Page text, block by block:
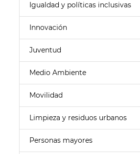
Igualdad y políticas inclusivas
Innovación
Juventud
Medio Ambiente
Movilidad
Limpieza y residuos urbanos
Personas mayores